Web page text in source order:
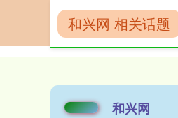
和兴网
和兴网 相关话题